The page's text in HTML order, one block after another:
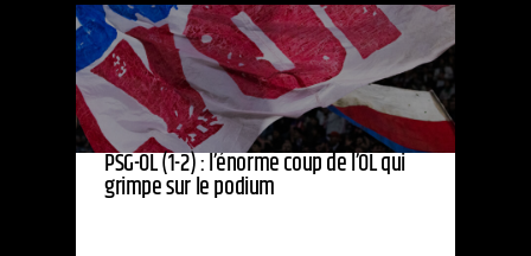
PSG-OL (1-2) : l’énorme coup de l’OL qui
grimpe sur le podium